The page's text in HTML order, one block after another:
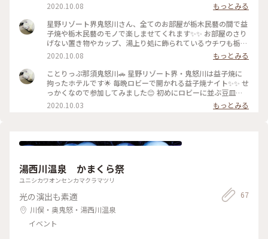
ちょっとした遊び心を感じられ、飽きずに楽しみながら最後ま
で美味しく❣️ 特に朝ごはんの納豆が味が濃く粘り気最高で、や
っぱり和食っていいなぁ🍚と感動✨✨✨ 使われていた豆の様な
箸置きはとっても可愛く、お土産に家族分買って帰ってしまい
ました🥢 #うつわ好き #星野リゾート #界鬼怒川 #益子焼 #こと
2020.10.08
もっとみる
星野リゾート界鬼怒川さん、全てのお部屋が栃木民藝の間で益
子焼や栃木民藝のモノで楽しませてくれます✨✨ お部屋のさり
げない置き物やカップ、湯上り処に飾られているウチワも栃木
民藝だそうです🙂 豪華というのでもなく、落ち着いた空間に
どこか懐かしさも感じるような、そんな気持ちが安らぐ素敵な
お宿でした(*´ー｀*) #うつわ好き #ことりっぷ栃木 #星野リゾ
ート #界鬼怒川 #益子焼 #ことりっぷ栃木
2020.10.08
もっとみる
ことりっぷ那須鬼怒川🚗 星野リゾート界・鬼怒川は益子焼に
拘ったホテルです🌟 毎晩ロビーで開かれる益子焼ナイト✨✨ せ
っかくなので参加してみました😊 初めにロビーに並ぶ豆皿か
ら好きなお皿を3枚選び…そしてナイトで答え合わせ❗️ 私が選ん
だお皿は1枚だけが益子焼、他の2枚は有田焼など違う焼き物で
みて良かったです❣️ #うつわ好き #ことりっぷ栃木 #星野リゾー
2020.10.03 もっとみる
湯西川温泉 かまくら祭
ユニシカワオンセンカマクラマツリ
光の演出も素適
川俣・奥鬼怒・湯西川温泉
イベント
67